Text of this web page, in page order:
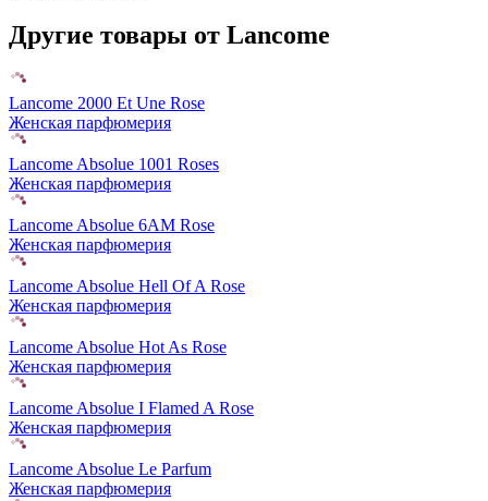
Другие товары от Lancome
Lancome 2000 Et Une Rose
Женская парфюмерия
Lancome Absolue 1001 Roses
Женская парфюмерия
Lancome Absolue 6AM Rose
Женская парфюмерия
Lancome Absolue Hell Of A Rose
Женская парфюмерия
Lancome Absolue Hot As Rose
Женская парфюмерия
Lancome Absolue I Flamed A Rose
Женская парфюмерия
Lancome Absolue Le Parfum
Женская парфюмерия